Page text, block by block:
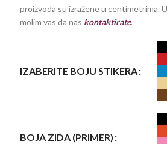
proizvoda su izražene u centimetrima.
molim vas da nas kontaktirate.
IZABERITE BOJU STIKERA
BOJA ZIDA (PRIMER)